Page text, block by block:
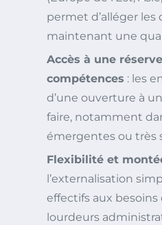
permet d’alléger
maintenant une
Accès à une
compétences : les
d’une ouverture à
faire, notamment
émergentes ou très
Flexibilité et
l’externalisation
effectifs aux besoins
lourdeurs